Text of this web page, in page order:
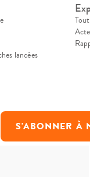
lancées
S'ABONNER À